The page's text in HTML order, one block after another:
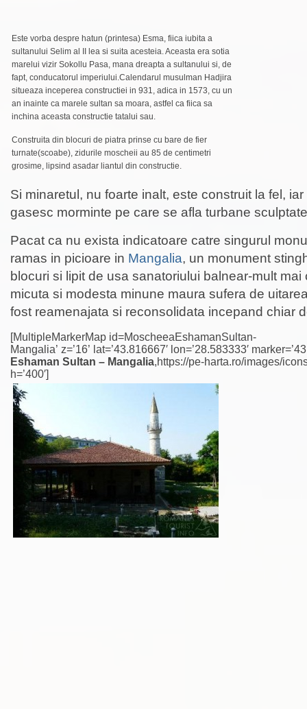
Este vorba despre hatun (printesa) Esma, fiica iubita a
sultanului Selim al II lea si suita acesteia. Aceasta era sotia
marelui vizir Sokollu Pasa, mana dreapta a sultanului si, de
fapt, conducatorul imperiului.Calendarul musulman Hadjira
situeaza inceperea constructiei in 931, adica in 1573, cu un
an inainte ca marele sultan sa moara, astfel ca fiica sa
inchina aceasta constructie tatalui sau.
Construita din blocuri de piatra prinse cu bare de fier
turnate(scoabe), zidurile moscheii au 85 de centimetri
grosime, lipsind asadar liantul din constructie.
Si minaretul, nu foarte inalt, este construit la fel,
gasesc morminte pe care se afla turbane
Pacat ca nu exista indicatoare catre singurul
ramas in picioare in Mangalia, un monument
blocuri si lipit de usa sanatoriului balnear-mult
micuta si modesta minune maura sufera de
fost reamenajata si reconsolidata incepand chiar
[MultipleMarkerMap id=MoscheeaEshamanSultan-
Mangalia’ z=’16’ lat=’43.816667′ lon=’28.583333′
Eshaman Sultan – Mangalia,https://pe-harta.ro/images/
h=’400′]